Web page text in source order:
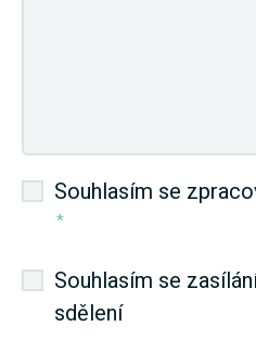
Souhlasím se
*
Souhlasím se
sdělení